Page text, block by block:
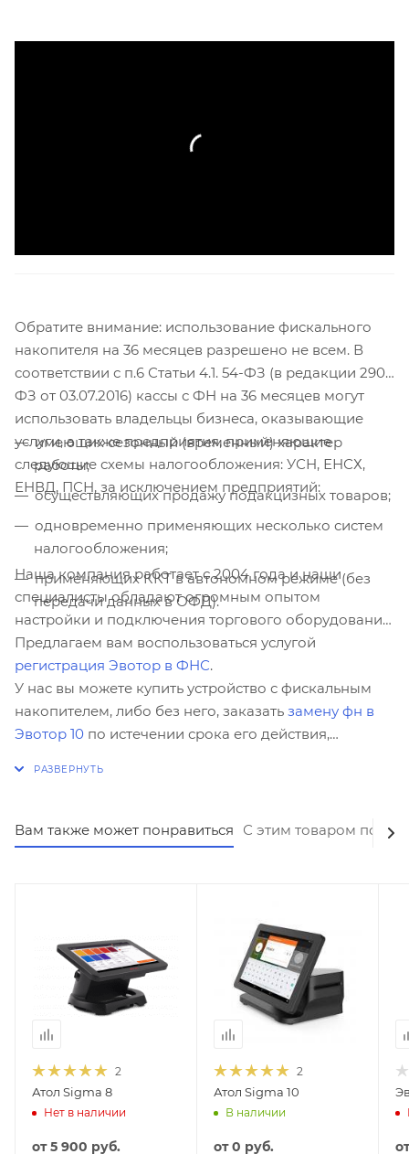
Обратите внимание: использование фискального
накопителя на 36 месяцев разрешено не всем. В
соответствии с п.6 Статьи 4.1. 54-ФЗ (в редакции 290-
ФЗ от 03.07.2016) кассы с ФН на 36 месяцев могут
использовать владельцы бизнеса, оказывающие
услуги, а также предприятия, применяющие
следующие схемы налогообложения: УСН, ЕНСХ,
ЕНВД, ПСН, за исключением предприятий:
имеющих сезонный (временный) характер
работы;
осуществляющих продажу подакцизных товаров;
одновременно применяющих несколько систем
налогообложения;
применяющих ККТ в автономном режиме (без
передачи данных в ОФД).
Наша компания работает с 2004 года и наши
специалисты обладают огромным опытом
настройки и подключения торгового оборудования.
Предлагаем вам воспользоваться услугой
регистрация Эвотор в ФНС.
У нас вы можете купить устройство с фискальным
накопителем, либо без него, заказать замену фн в
Эвотор 10 по истечении срока его действия,
Вам также может понравиться С этим товаром
2
Атол Sigma 8
Нет в наличии
от5 900 руб.
2
Атол Sigma 10
В наличии
от0 руб.